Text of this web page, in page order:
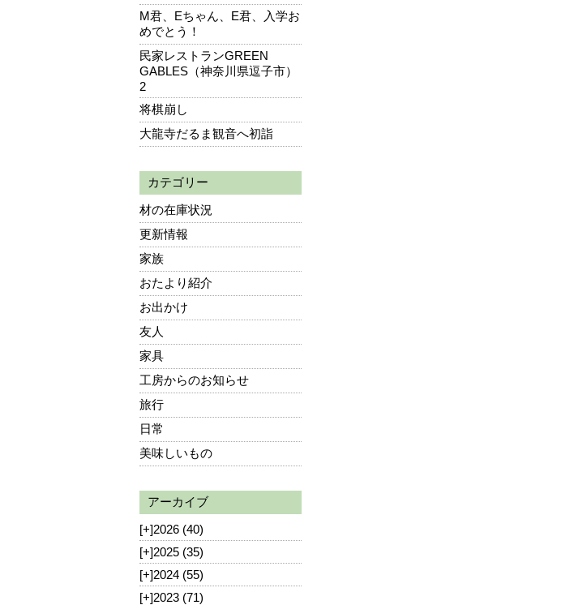
M君、Eちゃん、E君、入学お
めでとう！
民家レストランGREEN
GABLES（神奈川県逗子市）
2
将棋崩し
大龍寺だるま観音へ初詣
カテゴリー
材の在庫状況
更新情報
家族
おたより紹介
お出かけ
友人
家具
工房からのお知らせ
旅行
日常
美味しいもの
アーカイブ
[+]2026 (40)
[+]2025 (35)
[+]2024 (55)
[+]2023 (71)